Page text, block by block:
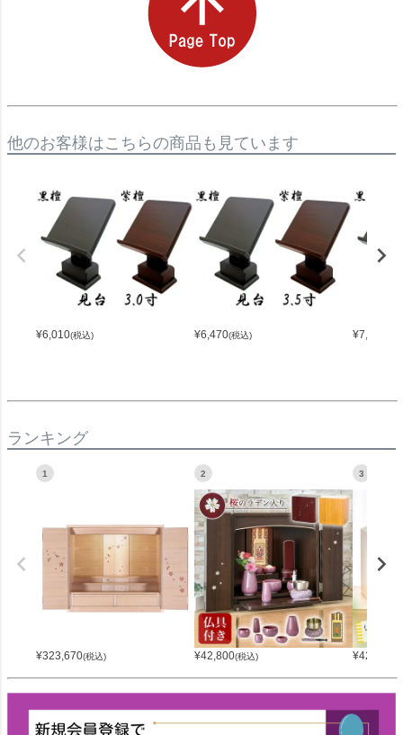
他のお客様はこちらの商品も見ています
¥6,010(税込) ¥6,470(税込) ¥7,500
ランキング
1
¥323,670(税込)
2
¥42,800(税込)
3
¥42,800